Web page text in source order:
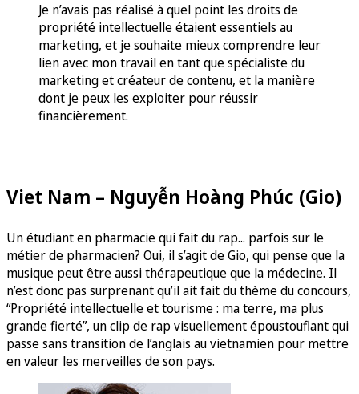
Je n’avais pas réalisé à quel point les droits de
propriété intellectuelle étaient essentiels au
marketing, et je souhaite mieux comprendre leur
lien avec mon travail en tant que spécialiste du
marketing et créateur de contenu, et la manière
dont je peux les exploiter pour réussir
financièrement.
Viet Nam – Nguyễn Hoàng Phúc (Gio)
Un étudiant en pharmacie qui fait du rap... parfois sur le
métier de pharmacien? Oui, il s’agit de Gio, qui pense que la
musique peut être aussi thérapeutique que la médecine. Il
n’est donc pas surprenant qu’il ait fait du thème du concours,
“Propriété intellectuelle et tourisme : ma terre, ma plus
grande fierté”, un clip de rap visuellement époustouflant qui
passe sans transition de l’anglais au vietnamien pour mettre
en valeur les merveilles de son pays.